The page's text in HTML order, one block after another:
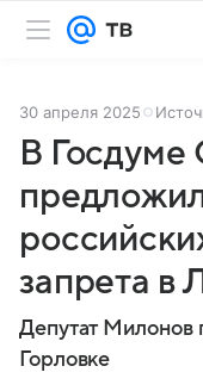
30 апреля 2025
В Госдуме
запрета в
Депутат Милонов
Горловке